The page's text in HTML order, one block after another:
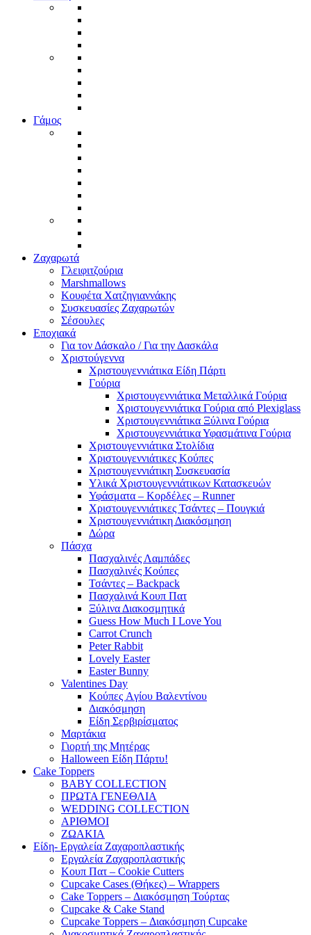
Γάμος
Ζαχαρωτά
Γλειφιτζούρια
Marshmallows
Κουφέτα Χατζηγιαννάκης
Συσκευασίες Ζαχαρωτών
Σέσουλες
Εποχιακά
Για τον Δάσκαλο / Για την Δασκάλα
Χριστούγεννα
Χριστουγεννιάτικα Είδη Πάρτι
Γούρια
Χριστουγεννιάτικα Μεταλλικά Γούρια
Χριστουγεννιάτικα Γούρια από Plexiglass
Χριστουγεννιάτικα Ξύλινα Γούρια
Χριστουγεννιάτικα Υφασμάτινα Γούρια
Χριστουγεννιάτικα Στολίδια
Χριστουγεννιάτικες Κούπες
Χριστουγεννιάτικη Συσκευασία
Υλικά Χριστουγεννιάτικων Κατασκευών
Υφάσματα – Κορδέλες – Runner
Χριστουγεννιάτικες Τσάντες – Πουγκιά
Χριστουγεννιάτικη Διακόσμηση
Δώρα
Πάσχα
Πασχαλινές Λαμπάδες
Πασχαλινές Κούπες
Τσάντες – Backpack
Πασχαλινά Κουπ Πατ
Ξύλινα Διακοσμητικά
Guess How Much I Love You
Carrot Crunch
Peter Rabbit
Lovely Easter
Easter Bunny
Valentines Day
Κούπες Aγίου Βαλεντίνου
Διακόσμηση
Είδη Σερβιρίσματος
Μαρτάκια
Γιορτή της Μητέρας
Halloween Είδη Πάρτυ!
Cake Toppers
BABY COLLECTION
ΠΡΩΤΑ ΓΕΝΕΘΛΙΑ
WEDDING COLLECTION
ΑΡΙΘΜΟΙ
ΖΩΑΚΙΑ
Είδη- Εργαλεία Ζαχαροπλαστικής
Εργαλεία Ζαχαροπλαστικής
Κουπ Πατ – Cookie Cutters
Cupcake Cases (Θήκες) – Wrappers
Cake Toppers – Διακόσμηση Τούρτας
Cupcake & Cake Stand
Cupcake Toppers – Διακόσμηση Cupcake